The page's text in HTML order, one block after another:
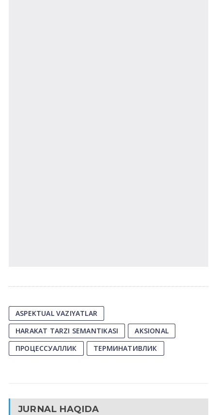
ASPEKTUAL VAZIYATLAR
HARAKAT TARZI SEMANTIKASI
АKSIONAL
ПРОЦЕССУАЛЛИК
ТЕРМИНАТИВЛИК
JURNAL HAQIDA